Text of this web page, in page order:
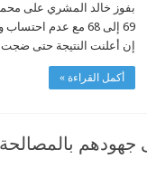
بفوز خالد المشري على
69 إلى 68 مع عدم
إن أعلنت النتيجة حتى
أكمل القراءة »
بالمصالحة